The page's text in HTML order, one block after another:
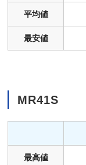
平均値
最安値
MR41S
最高値